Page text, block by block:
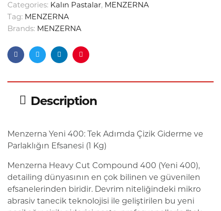
Categories: Kalın Pastalar, MENZERNA
Tag: MENZERNA
Brands: MENZERNA
FacebookTwitterLinkedinPinterest
Description
Menzerna Yeni 400: Tek Adımda Çizik Giderme ve
Parlaklığın Efsanesi (1 Kg)
Menzerna Heavy Cut Compound 400 (Yeni 400),
detailing dünyasının en çok bilinen ve güvenilen
efsanelerinden biridir. Devrim niteliğindeki mikro
abrasiv tanecik teknolojisi ile geliştirilen bu yeni